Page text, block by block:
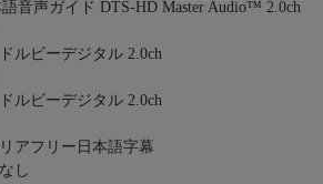
音声ガイド DTS-HD Master Audio™ 2.0ch
ルビーデジタル 2.0ch
ルビーデジタル 2.0ch
アフリー日本語字幕
し